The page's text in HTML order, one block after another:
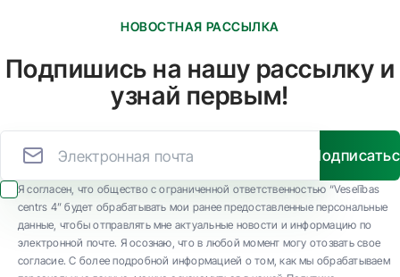
НОВОСТНАЯ РАССЫЛКА
Подпишись на нашу рассылку и
узнай первым!
Я согласен, что общество с ограниченной ответственностью “Veselības
centrs 4” будет обрабатывать мои ранее предоставленные персональные
данные, чтобы отправлять мне актуальные новости и информацию по
электронной почте. Я осознаю, что в любой момент могу отозвать свое
согласие. С более подробной информацией о том, как мы обрабатываем